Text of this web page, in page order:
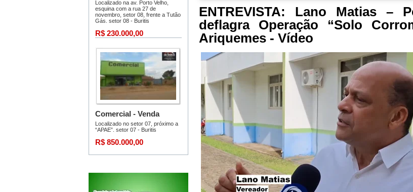
ENTREVISTA: Lano Matias –
deflagra Operação “Solo
Ariquemes - Vídeo